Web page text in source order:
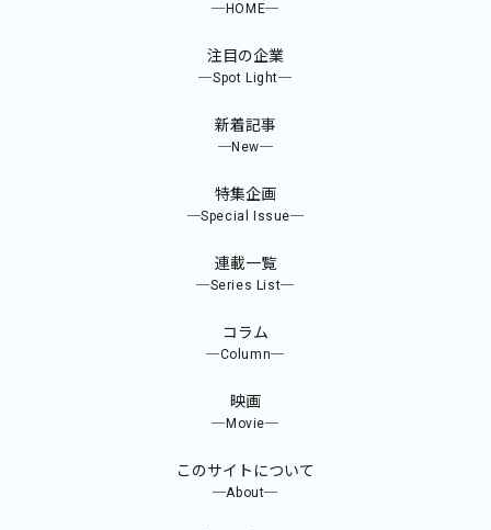
─HOME─
注目の企業
─Spot Light─
新着記事
─New─
特集企画
─Special Issue─
連載一覧
─Series List─
コラム
─Column─
映画
─Movie─
このサイトについて
─About─